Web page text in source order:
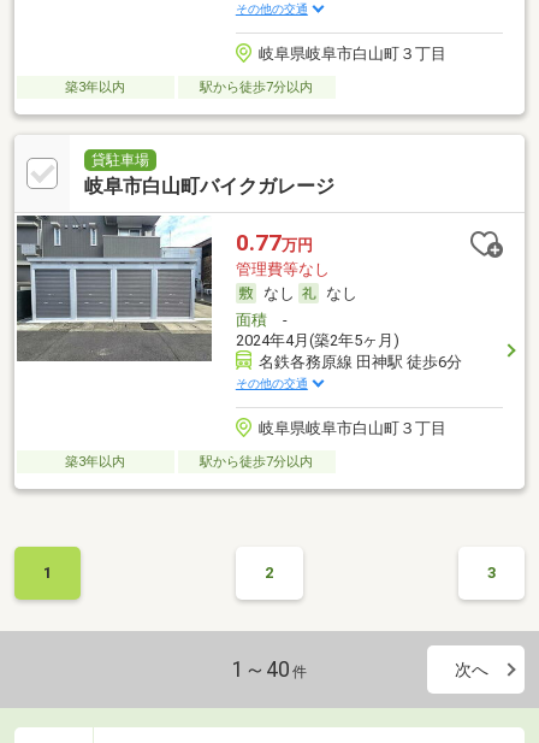
その他の交通
岐阜県岐阜市白山町３丁目
築3年以内 駅から徒歩7分以内
貸駐車場
岐阜市白山町バイクガレージ
0.77万円
管理費等なし
なし
なし
面積-
2024年4月(築2年5ヶ月)
名鉄各務原線 田神駅 徒歩6分
その他の交通
岐阜県岐阜市白山町３丁目
築3年以内 駅から徒歩7分以内
1 2 3
1～40 件 次へ